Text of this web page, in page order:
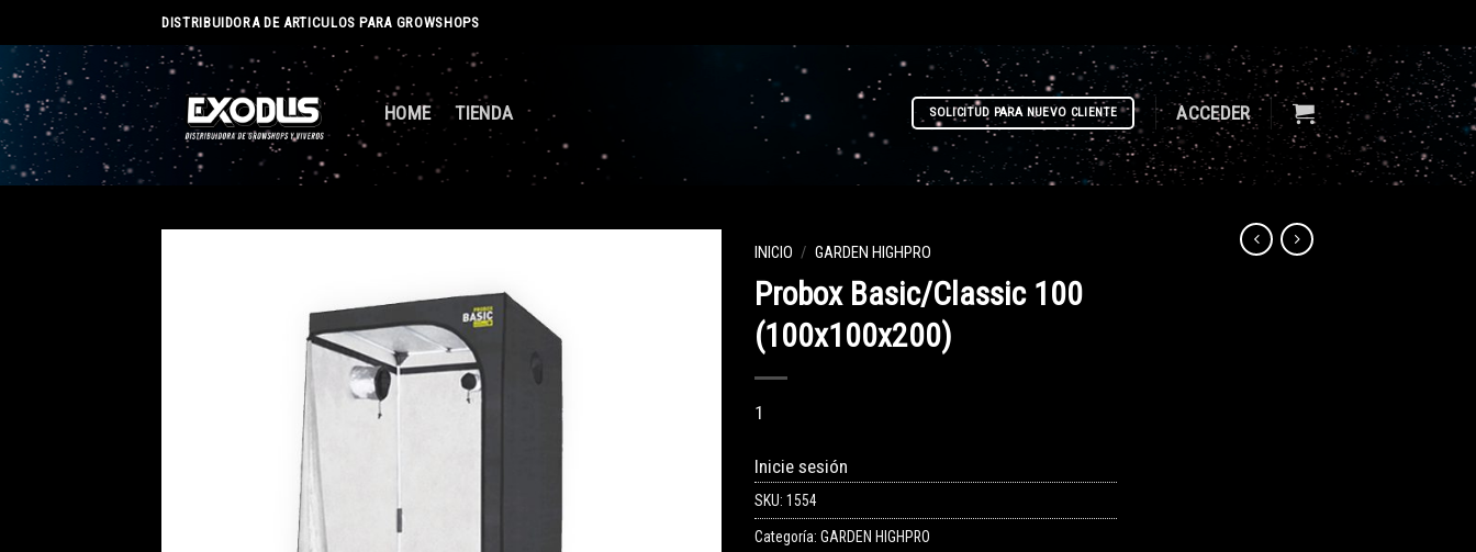
to
content
DISTRIBUIDORA DE ARTICULOS PARA GROWSHOPS
HOME TIENDA SOLICITUD PARA NUEVO CLIENTE ACCEDER
INICIO / GARDEN HIGHPRO
Probox Basic/Classic 100
(100x100x200)
1
Inicie sesión
SKU: 1554
Categoría: GARDEN HIGHPRO